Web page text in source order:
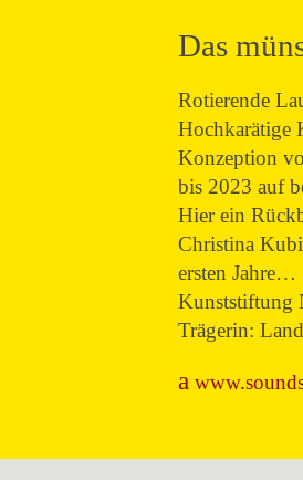
Das
Rotierende
Hochkarätige
Konzeption
bis 2023 auf
Hier ein
Christina
ersten
Kunststiftung
Trägerin: